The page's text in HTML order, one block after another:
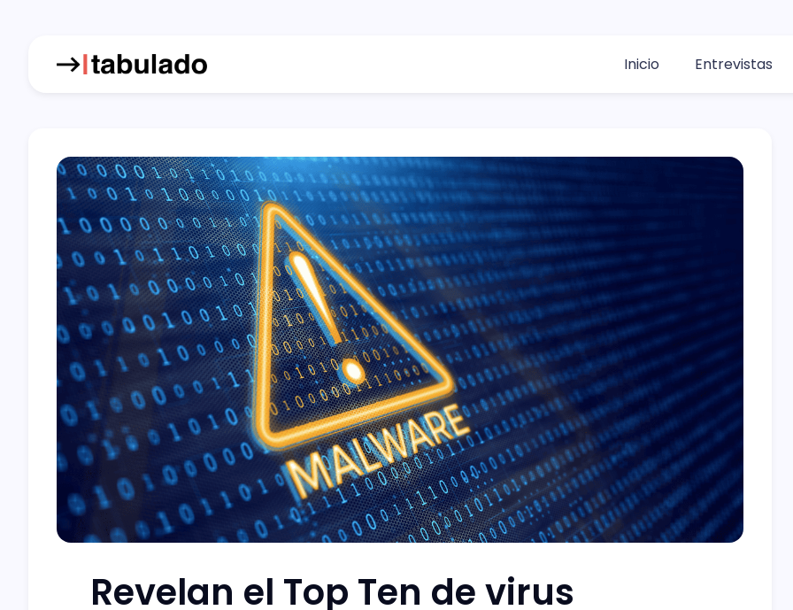
Inicio Entrevistas
Revelan el Top Ten de virus